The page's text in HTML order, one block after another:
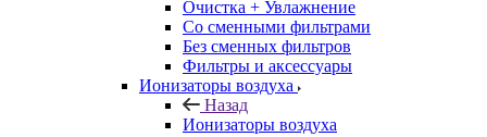
Очистка + Увлажнение
Cо сменными фильтрами
Без сменных фильтров
Фильтры и аксессуары
Ионизаторы воздуха
Назад
Ионизаторы воздуха